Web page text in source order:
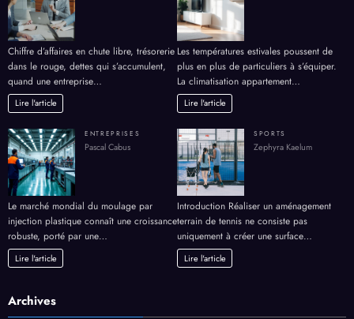
Chiffre d’affaires en chute libre, trésorerie
dans le rouge, dettes qui s’accumulent,
quand une entreprise…
Lire l'article
Les températures estivales poussent de
plus en plus de particuliers à s’équiper.
La climatisation appartement…
Lire l'article
ENTREPRISES
Pascal Cabus
Le marché mondial du moulage par
injection plastique connaît une croissance
robuste, porté par une…
Lire l'article
SPORTS
Zephyra Kaelum
Introduction Réaliser un aménagement
terrain de tennis ne consiste pas
uniquement à créer une surface…
Lire l'article
Archives